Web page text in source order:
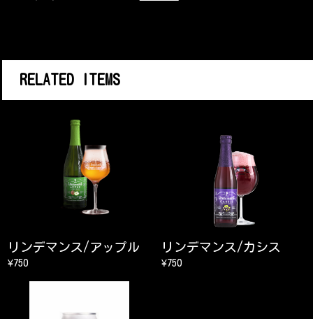
RELATED ITEMS
リンデマンス/アップル
¥750
リンデマンス/カシス
¥750